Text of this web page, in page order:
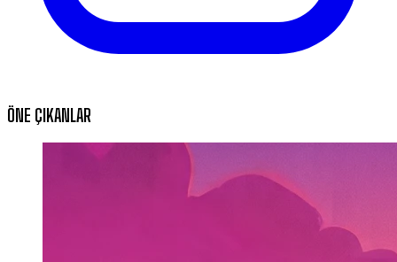
ÖNE ÇIKANLAR